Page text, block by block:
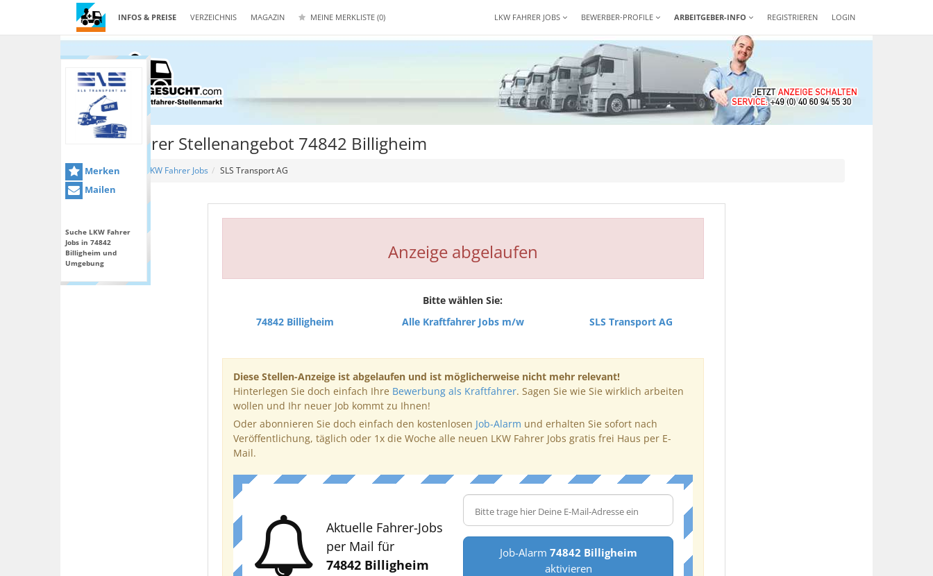
INFOS & PREISE VERZEICHNIS MAGAZIN MEINE MERKLISTE (0) REGISTRIEREN LOGIN
LKW FAHRER JOBS BEWERBER-PROFILE ARBEITGEBER-INFO
Lkw Fahrer Stellenangebot 74842 Billigheim
Home LKW Fahrer Jobs SLS Transport AG
Merken
Mailen
Suche LKW Fahrer
Jobs in 74842
Billigheim und
Umgebung
Anzeige abgelaufen
Bitte wählen Sie:
74842 Billigheim
Alle Kraftfahrer Jobs m/w SLS Transport AG
Diese Stellen-Anzeige ist abgelaufen und ist möglicherweise nicht mehr relevant!
Hinterlegen Sie doch einfach Ihre Bewerbung als Kraftfahrer. Sagen Sie wie Sie wirklich arbeiten
wollen und Ihr neuer Job kommt zu Ihnen!
Oder abonnieren Sie doch einfach den kostenlosen Job-Alarm und erhalten Sie sofort nach
Veröffentlichung, täglich oder 1x die Woche alle neuen LKW Fahrer Jobs gratis frei Haus per E-
Mail.
Aktuelle Fahrer-Jobs
per Mail für
74842 Billigheim
Job-Alarm 74842 Billigheim
aktivieren